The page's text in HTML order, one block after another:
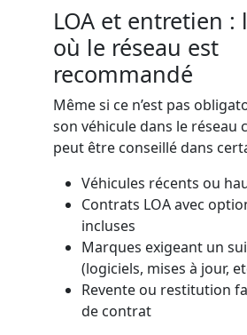
LOA et entretien :
où le réseau est
recommandé
Même si ce n’est pas
son véhicule dans le réseau
peut être conseillé dans
Véhicules récents ou
Contrats LOA avec
incluses
Marques exigeant un
(logiciels, mises à jour,
Revente ou restitution
de contrat